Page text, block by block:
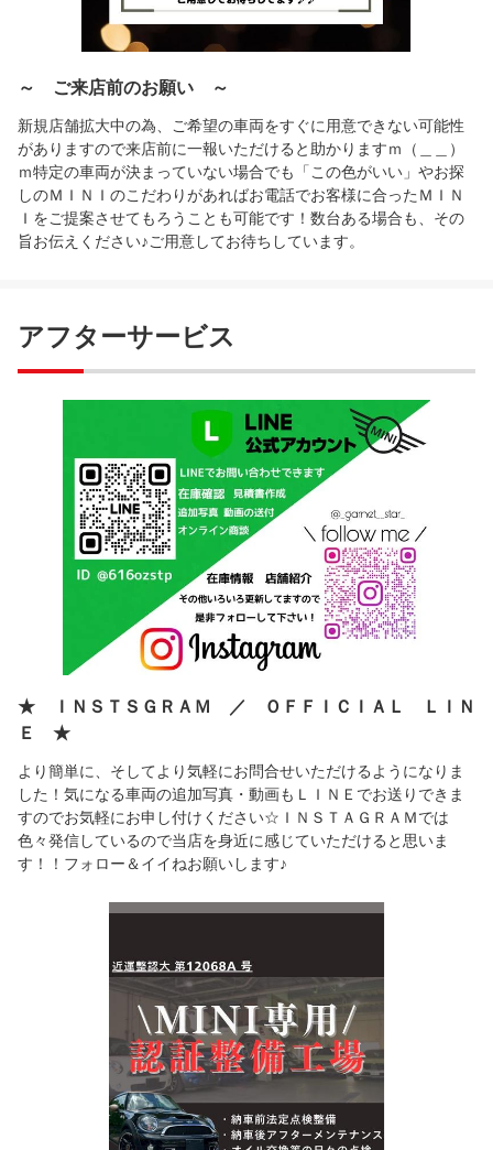
～ ご来店前のお願い ～
新規店舗拡大中の為、ご希望の車両をすぐに用意できない可能性
がありますので来店前に一報いただけると助かりますｍ（＿＿）
ｍ特定の車両が決まっていない場合でも「この色がいい」やお探
しのＭＩＮＩのこだわりがあればお電話でお客様に合ったＭＩＮ
Ｉをご提案させてもろうことも可能です！数台ある場合も、その
旨お伝えください♪ご用意してお待ちしています。
アフターサービス
★ ＩＮＳＴＳＧＲＡＭ ／ ＯＦＦＩＣＩＡＬ ＬＩＮ
Ｅ ★
より簡単に、そしてより気軽にお問合せいただけるようになりま
した！気になる車両の追加写真・動画もＬＩＮＥでお送りできま
すのでお気軽にお申し付けください☆ＩＮＳＴＡＧＲＡＭでは
色々発信しているので当店を身近に感じていただけると思いま
す！！フォロー＆イイねお願いします♪